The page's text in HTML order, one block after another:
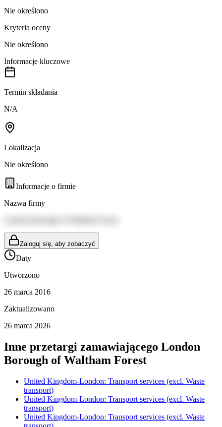
Nie określono
Kryteria oceny
Nie określono
Informacje kluczowe
Termin składania
N/A
Lokalizacja
Nie określono
Informacje o firmie
Nazwa firmy
Zaloguj się, aby zobaczyć
Daty
Utworzono
26 marca 2016
Zaktualizowano
26 marca 2026
Inne przetargi zamawiającego London
Borough of Waltham Forest
United Kingdom-London: Transport services (excl. Waste
transport)
United Kingdom-London: Transport services (excl. Waste
transport)
United Kingdom-London: Transport services (excl. Waste